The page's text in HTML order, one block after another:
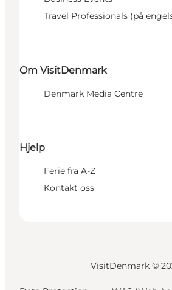
Travel Professionals (på
Om VisitDenmark
Denmark Media Centre
Hjelp
Ferie fra A-Z
Kontakt oss
VisitDenmark ©